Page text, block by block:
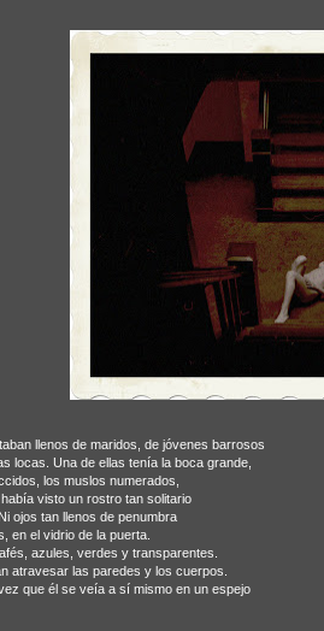
llenos de maridos, de jóvenes barrosos
locas. Una de ellas tenía la boca grande,
los muslos numerados,
visto un rostro tan solitario
ojos tan llenos de penumbra
en el vidrio de la puerta.
azules, verdes y transparentes.
atravesar las paredes y los cuerpos.
que él se veía a sí mismo en un espejo